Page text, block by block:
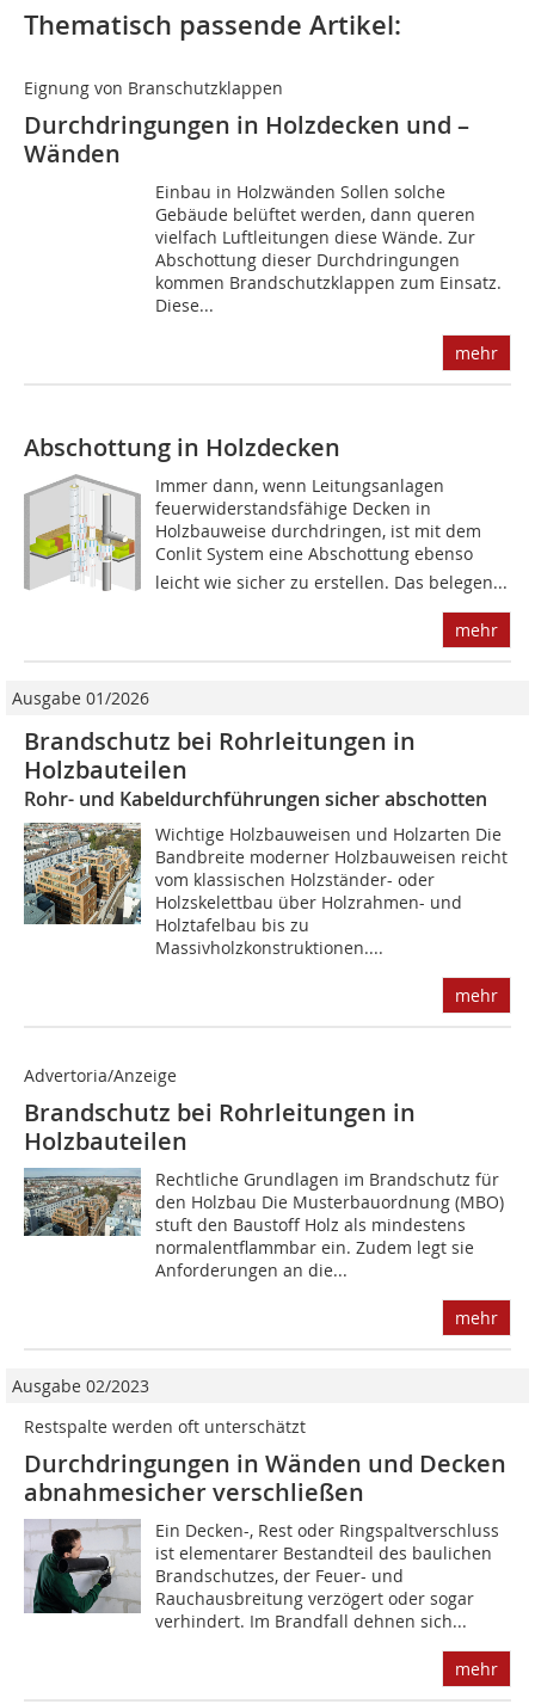
Thematisch passende Artikel:
Eignung von Branschutzklappen
Durchdringungen in Holzdecken und –
Wänden
Einbau in Holzwänden Sollen solche
Gebäude belüftet werden, dann queren
vielfach Luftleitungen diese Wände. Zur
Abschottung dieser Durchdringungen
kommen Brandschutzklappen zum Einsatz.
Diese...
mehr
Abschottung in Holzdecken
Immer dann, wenn Leitungsanlagen
feuerwiderstandsfähige Decken in
Holzbauweise durchdringen, ist mit dem
Conlit System eine Abschottung ebenso
leicht wie sicher zu erstellen. Das belegen...
mehr
Ausgabe 01/2026
Brandschutz bei Rohrleitungen in
Holzbauteilen
Rohr- und Kabeldurchführungen sicher abschotten
Wichtige Holzbauweisen und Holzarten Die
Bandbreite moderner Holzbauweisen reicht
vom klassischen Holzständer- oder
Holzskelettbau über Holzrahmen- und
Holztafelbau bis zu
Massivholzkonstruktionen....
mehr
Advertoria/Anzeige
Brandschutz bei Rohrleitungen in
Holzbauteilen
Rechtliche Grundlagen im Brandschutz für
den Holzbau Die Musterbauordnung (MBO)
stuft den Baustoff Holz als mindestens
normalentflammbar ein. Zudem legt sie
Anforderungen an die...
mehr
Ausgabe 02/2023
Restspalte werden oft unterschätzt
Durchdringungen in Wänden und Decken
abnahmesicher verschließen
Ein Decken-, Rest oder Ringspaltverschluss
ist elementarer Bestandteil des baulichen
Brandschutzes, der Feuer- und
Rauchausbreitung verzögert oder sogar
verhindert. Im Brandfall dehnen sich...
mehr